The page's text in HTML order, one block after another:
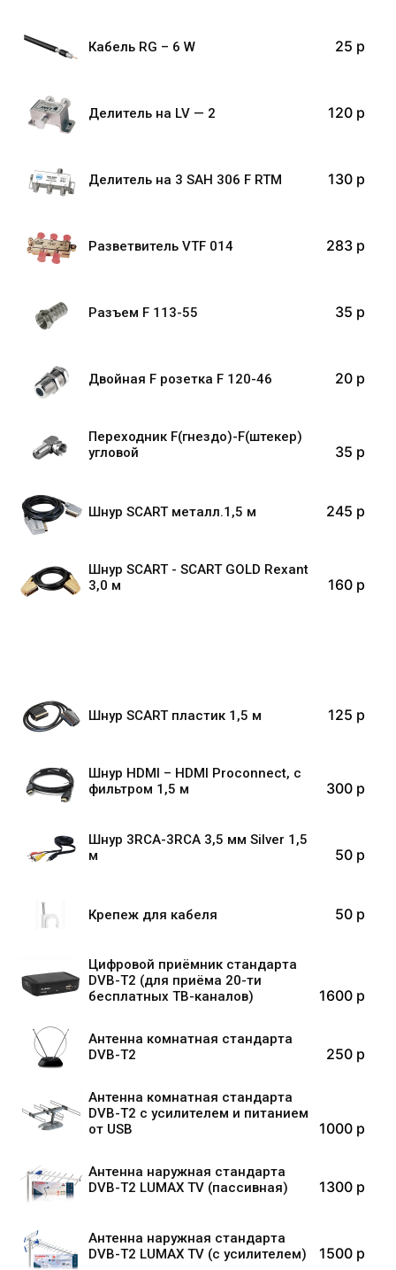
Кабель RG – 6 W 25 p
Делитель на LV — 2 120 p
Делитель на 3 SAH 306 F RTM 130 p
Разветвитель VTF 014 283 p
Разъем F 113-55 35 p
Двойная F розетка F 120-46 20 p
Переходник F(гнездо)-F(штекер)
угловой
35 p
Шнур SCART металл.1,5 м 245 p
Шнур SCART - SCART GOLD Rexant
3,0 м
160 p
Шнур SCART пластик 1,5 м 125 p
Шнур HDMI – HDMI Proconnect, с
фильтром 1,5 м
300 p
Шнур 3RCA-3RCA 3,5 мм Silver 1,5
м
50 p
Крепеж для кабеля 50 p
Цифровой приёмник стандарта
DVB-T2 (для приёма 20-ти
бесплатных ТВ-каналов)
1600 p
Антенна комнатная стандарта
DVB-T2
250 p
Антенна комнатная стандарта
DVB-T2 с усилителем и питанием
от USB
1000 p
Антенна наружная стандарта
DVB-T2 LUMAX TV (пассивная)
1300 p
Антенна наружная стандарта
DVB-T2 LUMAX TV (с усилителем)
1500 p